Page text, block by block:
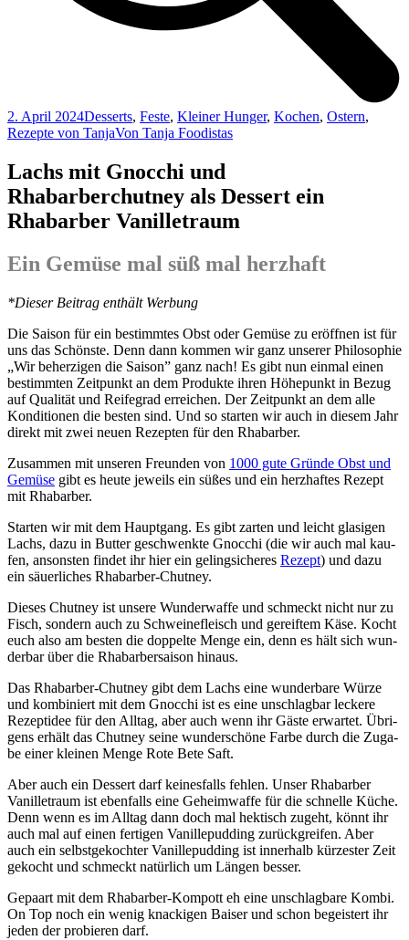
2. April 2024Desserts, Feste, Kleiner Hunger, Kochen, Ostern,
Rezepte von TanjaVon Tanja Foodistas
Lachs mit Gnocchi und
Rhabarberchutney als Dessert ein
Rhabarber Vanilletraum
Ein Gemüse mal süß mal herzhaft
*Die­ser Bei­trag ent­hält Werbung
Die Sai­son für ein bestimm­tes Obst oder Gemü­se zu eröff­nen ist für
uns das Schöns­te. Denn dann kom­men wir ganz unse­rer Phi­lo­so­phie
„Wir beher­zi­gen die Sai­son” ganz nach! Es gibt nun ein­mal einen
bestimm­ten Zeit­punkt an dem Pro­duk­te ihren Höhe­punkt in Bezug
auf Qua­li­tät und Rei­fe­grad errei­chen. Der Zeit­punkt an dem alle
Kon­di­tio­nen die bes­ten sind. Und so star­ten wir auch in die­sem Jahr
direkt mit zwei neu­en Rezep­ten für den Rhabarber.
Zusam­men mit unse­ren Freun­den von 1000 gute Grün­de Obst und
Gemü­se gibt es heu­te jeweils ein süßes und ein herz­haf­tes Rezept
mit Rhabarber.
Star­ten wir mit dem Haupt­gang. Es gibt zar­ten und leicht gla­si­gen
Lachs, dazu in But­ter geschwenk­te Gnoc­chi (die wir auch mal kau­
fen, ansons­ten fin­det ihr hier ein geling­si­che­res Rezept) und dazu
ein säu­er­li­ches Rhabarber-Chutney.
Die­ses Chut­ney ist unse­re Wun­der­waf­fe und schmeckt nicht nur zu
Fisch, son­dern auch zu Schwei­ne­fleisch und gereif­tem Käse. Kocht
euch also am bes­ten die dop­pel­te Men­ge ein, denn es hält sich wun­
der­bar über die Rha­bar­ber­sai­son hinaus.
Das Rha­bar­ber-Chut­ney gibt dem Lachs eine wun­der­ba­re Wür­ze
und kom­bi­niert mit dem Gnoc­chi ist es eine unschlag­bar lecke­re
Rezept­idee für den All­tag, aber auch wenn ihr Gäs­te erwar­tet. Übri­
gens erhält das Chut­ney sei­ne wun­der­schö­ne Far­be durch die Zuga­
be einer klei­nen Men­ge Rote Bete Saft.
Aber auch ein Des­sert darf kei­nes­falls feh­len. Unser Rha­bar­ber
Vanil­let­raum ist eben­falls eine Geheim­waf­fe für die schnel­le Küche.
Denn wenn es im All­tag dann doch mal hek­tisch zugeht, könnt ihr
auch mal auf einen fer­ti­gen Vanil­le­pud­ding zurück­grei­fen. Aber
auch ein selbst­ge­koch­ter Vanil­le­pud­ding ist inner­halb kür­zes­ter Zeit
gekocht und schmeckt natür­lich um Län­gen besser.
Gepaart mit dem Rha­bar­ber-Kom­pott eh eine unschlag­ba­re Kom­bi.
On Top noch ein wenig kna­cki­gen Bai­ser und schon begeis­tert ihr
jeden der pro­bie­ren darf.